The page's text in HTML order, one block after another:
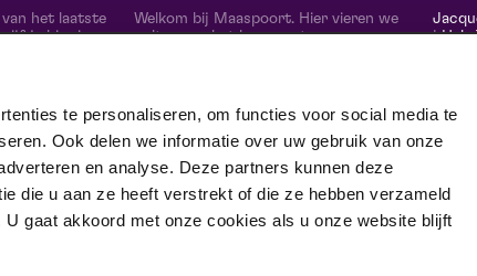
te personaliseren, om functies voor social media te
Ook delen we informatie over uw gebruik van onze
en analyse. Deze partners kunnen deze
die u aan ze heeft verstrekt of die ze hebben verzameld
gaat akkoord met onze cookies als u onze website blijft
het laatste
je hier in
in
Welkom bij Maaspoort. Hier vieren we
cultuur en het leven met een
echte verschil maak je samen’.
Winnaar van de Red Dot Award Brands
& Communication Design 2024 in de
categorie Corporate Design & Identity.
|Hela